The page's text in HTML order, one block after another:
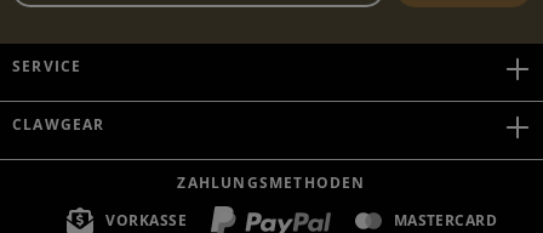
SERVICE
CLAWGEAR
ZAHLUNGSMETHODEN
VORKASSE
MASTERCARD